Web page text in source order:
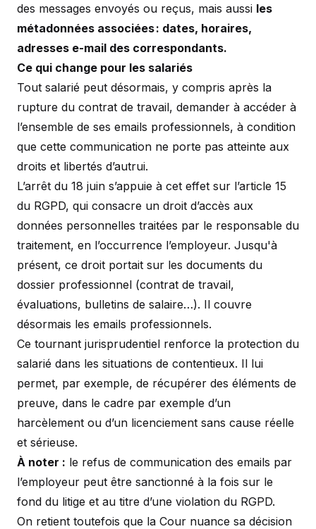
des messages envoyés ou reçus, mais aussi les
métadonnées associées : dates, horaires,
adresses e-mail des correspondants.
Ce qui change pour les salariés
Tout salarié peut désormais, y compris après la
rupture du contrat de travail, demander à accéder à
l’ensemble de ses emails professionnels, à condition
que cette communication ne porte pas atteinte aux
droits et libertés d’autrui.
L’arrêt du 18 juin s’appuie à cet effet sur l’article 15
du RGPD, qui consacre un droit d’accès aux
données personnelles traitées par le responsable du
traitement, en l’occurrence l’employeur. Jusqu'à
présent, ce droit portait sur les documents du
dossier professionnel (contrat de travail,
évaluations, bulletins de salaire…). Il couvre
désormais les emails professionnels.
Ce tournant jurisprudentiel renforce la protection du
salarié dans les situations de contentieux. Il lui
permet, par exemple, de récupérer des éléments de
preuve, dans le cadre par exemple d’un
harcèlement ou d’un licenciement sans cause réelle
et sérieuse.
À noter : le refus de communication des emails par
l’employeur peut être sanctionné à la fois sur le
fond du litige et au titre d’une violation du RGPD.
On retient toutefois que la Cour nuance sa décision